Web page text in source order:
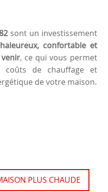
sont un investissement
confortable et
, ce qui vous permet
de chauffage et
de votre maison.
PLUS CHAUDE